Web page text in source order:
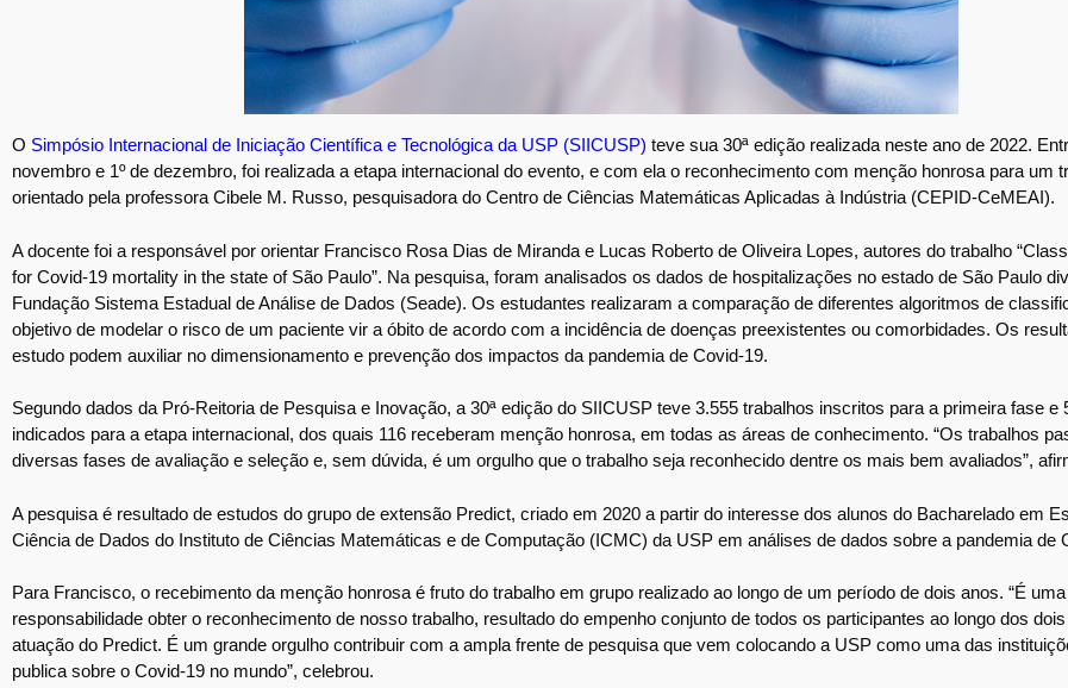
O Simpósio Internacional de Iniciação Científica e Tecnológica da USP (SIICUSP) teve sua 30ª edição realizada neste ano de 2022.
novembro e 1º de dezembro, foi realizada a etapa internacional do evento, e com ela o reconhecimento com menção honrosa para um
orientado pela professora Cibele M. Russo, pesquisadora do Centro de Ciências Matemáticas Aplicadas à Indústria (CEPID-CeMEAI).
A docente foi a responsável por orientar Francisco Rosa Dias de Miranda e Lucas Roberto de Oliveira Lopes, autores do trabalho
for Covid-19 mortality in the state of São Paulo”. Na pesquisa, foram analisados os dados de hospitalizações no estado de São Paulo
Fundação Sistema Estadual de Análise de Dados (Seade). Os estudantes realizaram a comparação de diferentes algoritmos de
objetivo de modelar o risco de um paciente vir a óbito de acordo com a incidência de doenças preexistentes ou comorbidades. Os
estudo podem auxiliar no dimensionamento e prevenção dos impactos da pandemia de Covid-19.
Segundo dados da Pró-Reitoria de Pesquisa e Inovação, a 30ª edição do SIICUSP teve 3.555 trabalhos inscritos para a primeira fase e
indicados para a etapa internacional, dos quais 116 receberam menção honrosa, em todas as áreas de conhecimento. “Os trabalhos
diversas fases de avaliação e seleção e, sem dúvida, é um orgulho que o trabalho seja reconhecido dentre os mais bem avaliados”,
A pesquisa é resultado de estudos do grupo de extensão Predict, criado em 2020 a partir do interesse dos alunos do Bacharelado em
Ciência de Dados do Instituto de Ciências Matemáticas e de Computação (ICMC) da USP em análises de dados sobre a pandemia de
Para Francisco, o recebimento da menção honrosa é fruto do trabalho em grupo realizado ao longo de um período de dois anos. “É
responsabilidade obter o reconhecimento de nosso trabalho, resultado do empenho conjunto de todos os participantes ao longo dos
atuação do Predict. É um grande orgulho contribuir com a ampla frente de pesquisa que vem colocando a USP como uma das
publica sobre o Covid-19 no mundo”, celebrou.